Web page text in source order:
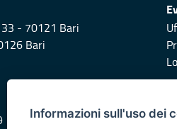
33 - 70121 Bari
Bari
Informazioni sull'uso dei